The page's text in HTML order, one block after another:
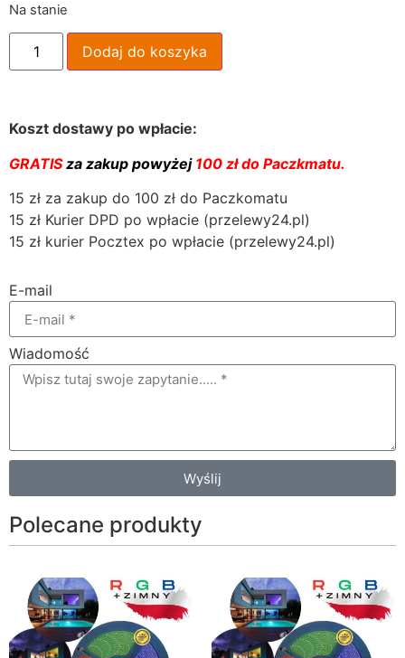
Na stanie
Dodaj do koszyka
Koszt dostawy po wpłacie:
GRATISza zakup powyżej100 zł do Paczkmatu.
15 zł za zakup do 100 zł do Paczkomatu
15 zł Kurier DPD po wpłacie (przelewy24.pl)
15 zł kurier Pocztex po wpłacie (przelewy24.pl)
E-mail
Wiadomość
Wyślij
Polecane produkty